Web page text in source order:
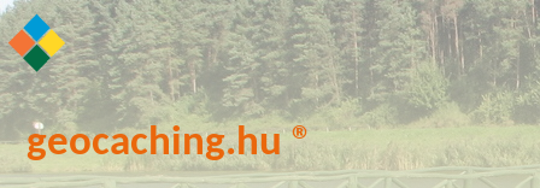
geocaching.hu ®